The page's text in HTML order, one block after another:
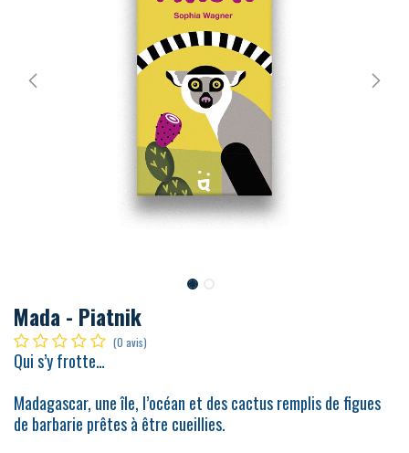
Mada - Piatnik
(0 avis)
Qui s’y frotte…
Madagascar, une île, l’océan et des cactus remplis de figues
de barbarie prêtes à être cueillies.